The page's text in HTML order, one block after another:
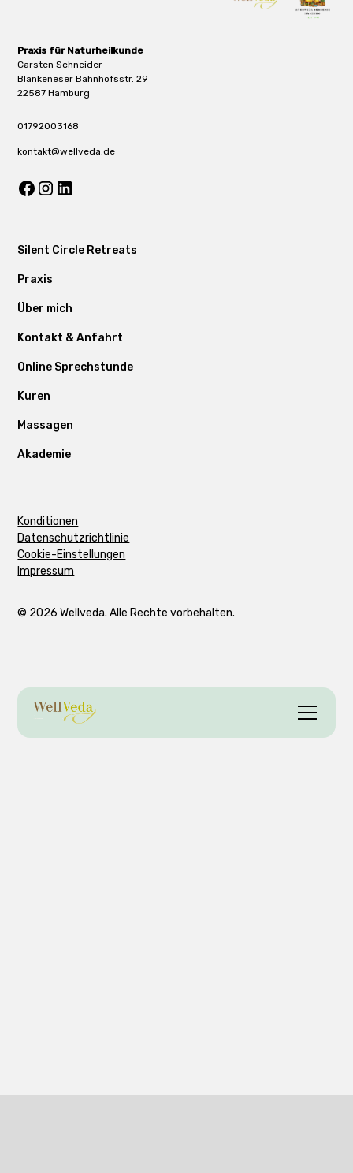
Praxis für Naturheilkunde
Carsten Schneider
Blankeneser Bahnhofsstr. 29
22587 Hamburg
01792003168
kontakt@wellveda.de
Silent Circle Retreats
Praxis
Über mich
Kontakt & Anfahrt
Online Sprechstunde
Kuren
Massagen
Akademie
© 2026 Wellveda. Alle Rechte vorbehalten.
Konditionen
Datenschutzrichtlinie
Cookie-Einstellungen
Impressum